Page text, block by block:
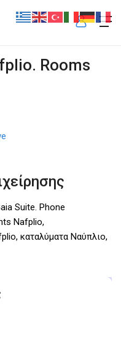
Rooms
Suite. Phone
Nafplio,
καταλύματα Ναύπλιο,